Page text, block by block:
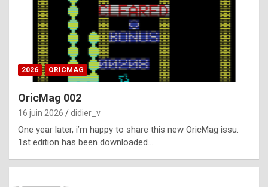
y
d
i
ff
i
l
t
t
2026 ORICMAG
OricMag 002
16 juin 2026 didier_v
One year later, i’m happy to share this new OricMag issu.
1st edition has been downloaded…